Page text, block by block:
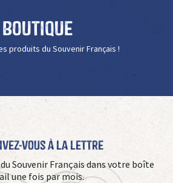
Boutique
produits du Souvenir Français !
vous à La Lettre
Souvenir Français dans votre boîte
une fois par mois.